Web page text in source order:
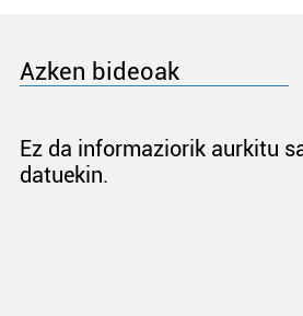
Azken bideoak
Ez da informaziorik aurkitu
datuekin.